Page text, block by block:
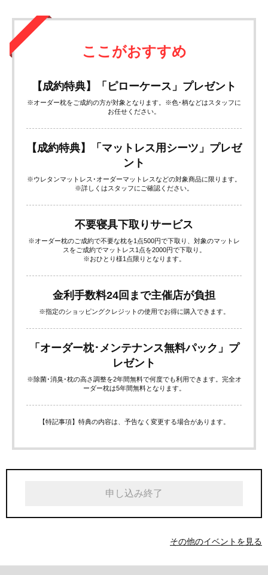
よる計測とカウンセリングを無料で体験可能。枕･マットレスの品揃
え地域最大級。アフターサービスも万全の眠りの専門店にぜひ足を
お運びください。
ここがおすすめ
【成約特典】「ピローケース」プレゼント
※オーダー枕をご成約の方が対象となります。※色･柄などはスタッフに
お任せください。
【成約特典】「マットレス用シーツ」プレゼ
ント
※ウレタンマットレス･オーダーマットレスなどの対象商品に限ります。
※詳しくはスタッフにご確認ください。
不要寝具下取りサービス
※オーダー枕のご成約で不要な枕を1点500円で下取り、対象のマットレ
スをご成約でマットレス1点を2000円で下取り。
※おひとり様1点限りとなります。
金利手数料24回まで主催店が負担
※指定のショッピングクレジットの使用でお得に購入できます。
「オーダー枕･メンテナンス無料パック」プ
レゼント
※除菌･消臭･枕の高さ調整を2年間無料で何度でも利用できます。完全オ
ーダー枕は5年間無料となります。
【特記事項】特典の内容は、予告なく変更する場合があります。
申し込み終了
その他のイベントを見る